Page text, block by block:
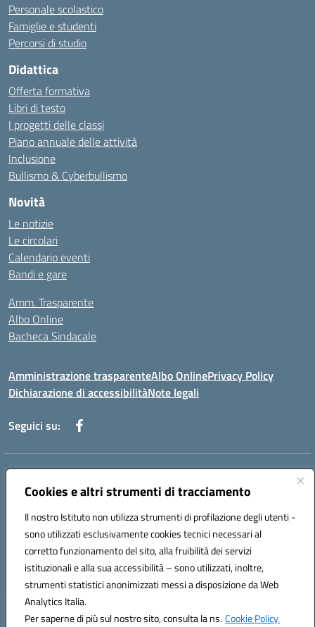
Cookies e altri strumenti di tracciamento
Il nostro Istituto non utilizza strumenti di profilazione degli utenti -
sono utilizzati esclusivamente cookies tecnici necessari al
corretto funzionamento del sito, alla fruibilità dei servizi
istituzionali e alla sua accessibilità – sono utilizzati, inoltre,
strumenti statistici anonimizzati messi a disposizione da Web
Analytics Italia.
Per saperne di più sul nostro sito, consulta la ns.Cookie Policy.
Personale scolastico
Famiglie e studenti
Percorsi di studio
Didattica
Offerta formativa
Libri di testo
I progetti delle classi
Piano annuale delle attività
Inclusione
Bullismo & Cyberbullismo
Novità
Le notizie
Le circolari
Calendario eventi
Bandi e gare
Amm. Trasparente
Albo Online
Bacheca Sindacale
Amministrazione trasparenteAlbo OnlinePrivacy Policy
Dichiarazione di accessibilitàNote legali
Seguici su:
Indirizzo:
Centralino:0881234514 - 0881752614 - 0881719420
Posta elettronica certificata (PEC):fgps010008@pec.istruzione.it
Codice fiscale: 80003140714
Codice meccanografico: FGPS010008
Hosting & Powered by 3D Solution S.r.l.